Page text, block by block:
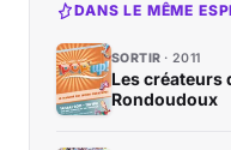
DANS LE MÊME
SORTIR 2011
Les créateurs
Rondoudoux